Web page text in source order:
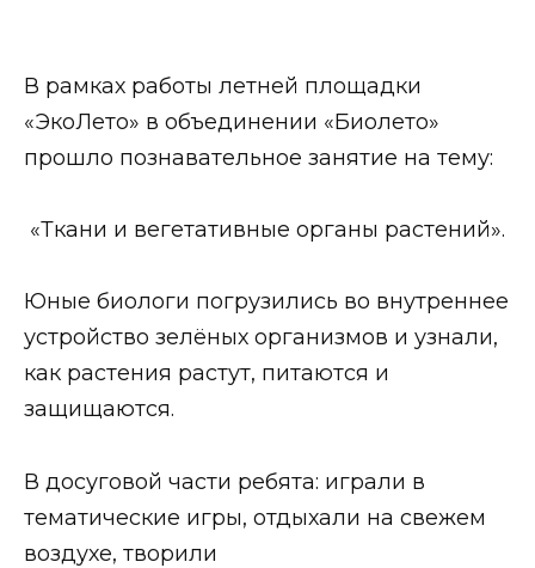
В рамках работы летней площадки
«ЭкоЛето» в объединении «Биолето»
прошло познавательное занятие на тему:
«Ткани и вегетативные органы растений».
Юные биологи погрузились во внутреннее
устройство зелёных организмов и узнали,
как растения растут, питаются и
защищаются.
В досуговой части ребята: играли в
тематические игры, отдыхали на свежем
воздухе, творили